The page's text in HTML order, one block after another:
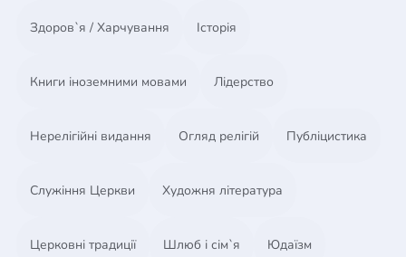
Здоров`я / Харчування Історія
Книги іноземними мовами Лідерство
Нерелігійні видання Огляд релігій Публіцистика
Служіння Церкви Художня література
Церковні традиції Шлюб і сім`я Юдаїзм